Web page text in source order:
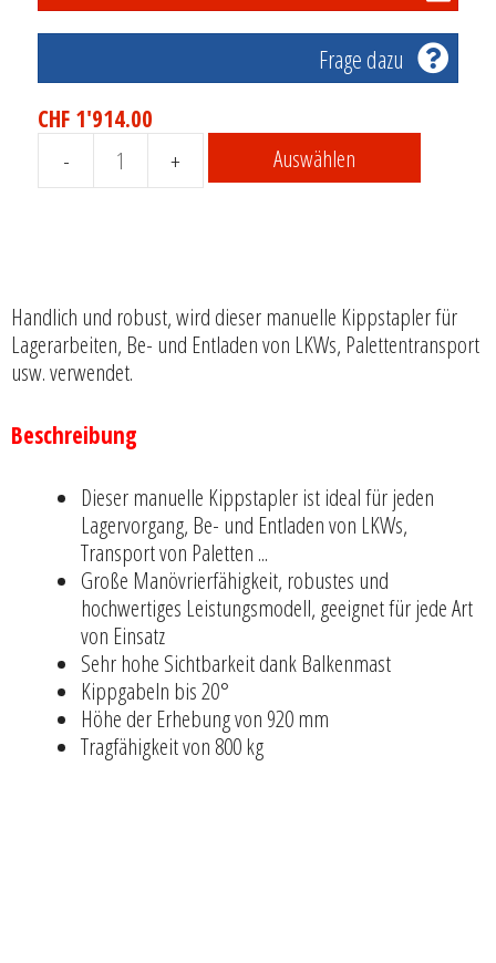
Frage dazu
CHF 1'914.00
Manueller
-
Stockman
Auswählen
Handlich und robust, wird dieser manuelle Kippstapler für
Lagerarbeiten, Be- und Entladen von LKWs, Palettentransport
usw. verwendet.
Beschreibung
Dieser manuelle Kippstapler ist ideal für jeden
Lagervorgang, Be- und Entladen von LKWs,
Transport von Paletten ...
Große Manövrierfähigkeit, robustes und
hochwertiges Leistungsmodell, geeignet für jede Art
von Einsatz
Sehr hohe Sichtbarkeit dank Balkenmast
Kippgabeln bis 20°
Höhe der Erhebung von 920 mm
Tragfähigkeit von 800 kg